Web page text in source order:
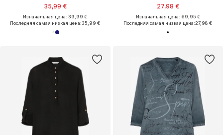
35,99 €
Изначальная цена: 39,99 €
Последняя самая низкая цена:35,99 €
27,98 €
Изначальная цена: 69,95 €
Последняя самая низкая цена:27,98 €